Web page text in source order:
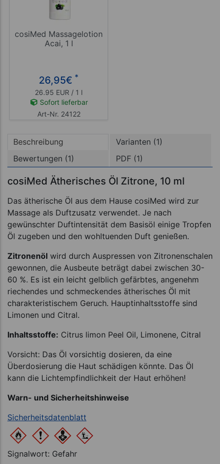
cosiMed Massagelotion
Acai, 1 l
26,95€ *
26.95 EUR / 1 l
Sofort lieferbar
Art-Nr. 24122
Beschreibung
Varianten (1)
Bewertungen (1)
PDF (1)
cosiMed Ätherisches Öl Zitrone, 10 ml
Das ätherische Öl aus dem Hause cosiMed wird zur
Massage als Duftzusatz verwendet. Je nach
gewünschter Duftintensität dem Basisöl einige Tropfen
Öl zugeben und den wohltuenden Duft genießen.
Zitronenöl wird durch Auspressen von Zitronenschalen
gewonnen, die Ausbeute beträgt dabei zwischen 30-
60 %. Es ist ein leicht gelblich gefärbtes, angenehm
riechendes und schmeckendes ätherisches Öl mit
charakteristischem Geruch. Hauptinhaltsstoffe sind
Limonen und Citral.
Inhaltsstoffe: Citrus limon Peel Oil, Limonene, Citral
Vorsicht: Das Öl vorsichtig dosieren, da eine
Überdosierung die Haut schädigen könnte. Das Öl
kann die Lichtempfindlichkeit der Haut erhöhen!
Warn- und Sicherheitshinweise
Sicherheitsdatenblatt
Signalwort: Gefahr